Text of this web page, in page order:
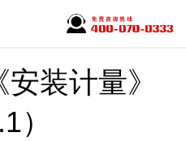
装计量》
）